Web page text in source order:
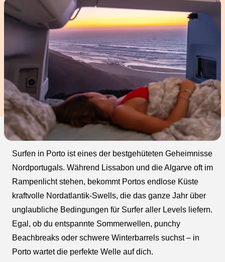
Surfen in Porto ist eines der bestgehüteten Geheimnisse
Nordportugals. Während Lissabon und die Algarve oft im
Rampenlicht stehen, bekommt Portos endlose Küste
kraftvolle Nordatlantik-Swells, die das ganze Jahr über
unglaubliche Bedingungen für Surfer aller Levels liefern.
Egal, ob du entspannte Sommerwellen, punchy
Beachbreaks oder schwere Winterbarrels suchst – in
Porto wartet die perfekte Welle auf dich.